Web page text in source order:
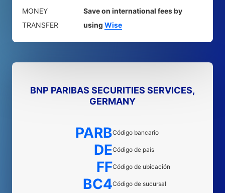
MONEY
TRANSFER
Save on international fees by
using Wise
BNP PARIBAS SECURITIES SERVICES,
GERMANY
PARBCódigo bancario
DECódigo de país
FFCódigo de ubicación
BC4Código de sucursal